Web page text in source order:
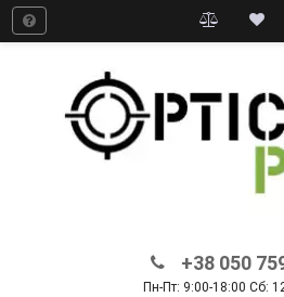
+38 050
Пн-Пт: 9:00-18:00 Сб: